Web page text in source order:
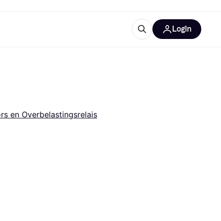
Login
en Overbelastingsrelais